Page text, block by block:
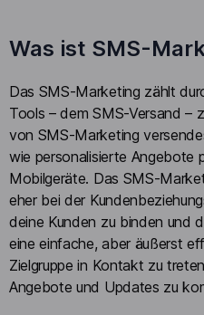
Was ist SMS-
Das SMS-Marketing zählt
Tools – dem SMS-Versand –
von SMS-Marketing
wie personalisierte Angebote
Mobilgeräte. Das SMS-
eher bei der
deine Kunden zu binden und
eine einfache, aber äußerst
Zielgruppe in Kontakt zu
Angebote und Updates zu